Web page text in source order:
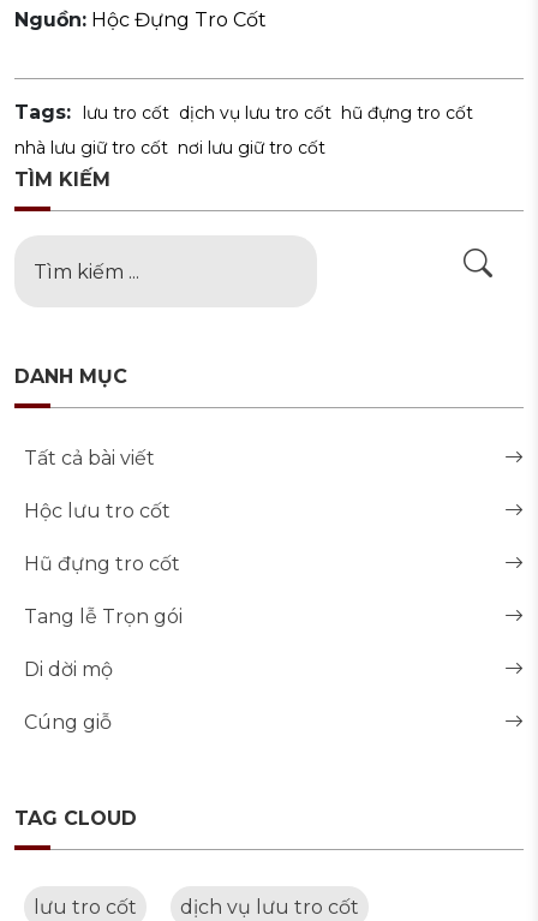
Nguồn: Hộc Đựng Tro Cốt
Tags: lưu tro cốt dịch vụ lưu tro cốt hũ đựng tro cốt
nhà lưu giữ tro cốt nơi lưu giữ tro cốt
TÌM KIẾM
DANH MỤC
Tất cả bài viết
Hộc lưu tro cốt
Hũ đựng tro cốt
Tang lễ Trọn gói
Di dời mộ
Cúng giỗ
TAG CLOUD
lưu tro cốt dịch vụ lưu tro cốt